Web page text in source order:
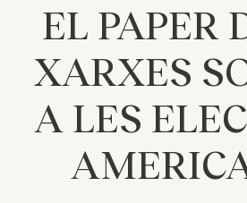
EL PAPER
XARXES
A LES